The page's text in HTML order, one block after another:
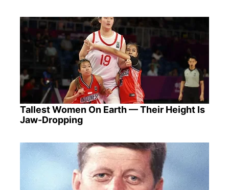
Tallest Women On Earth — Their Height Is
Jaw-Dropping